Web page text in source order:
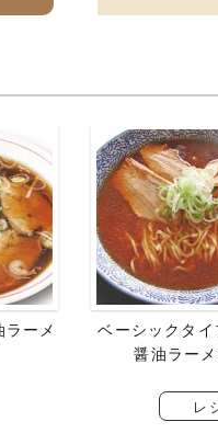
ラーメ
ベーシックタイ
醤油ラーメ
レ